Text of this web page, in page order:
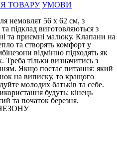
ТОВАРУ УМОВИ
немовлят 56 х 62 см, з
підклад виготовляються з
та приємні малюку. Клапани на
та створять комфорт у
відмінно підходять як
Треба тільки визначитись з
Якщо постає питання: який
на виписку, то кращого
молодих батьків та себе.
будуть: кінець
та початок березня.